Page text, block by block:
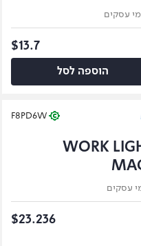
$13.7
הוספה לסל
WORK
עסקים
$23.236